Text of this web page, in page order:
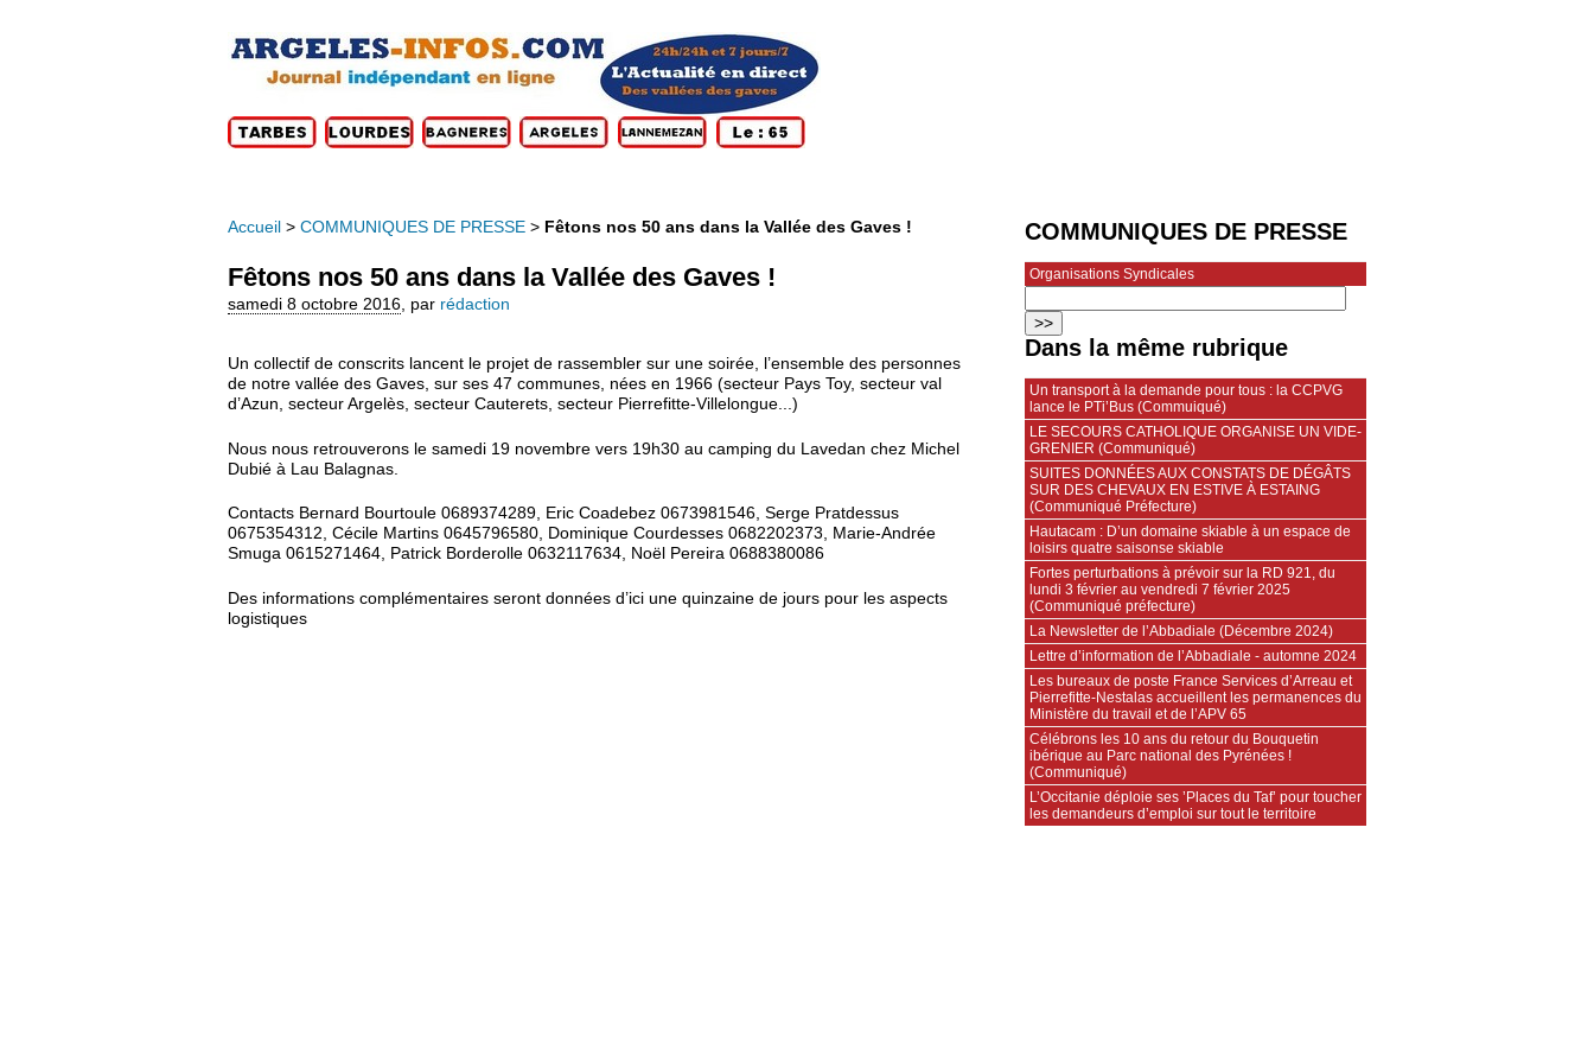
Accueil > COMMUNIQUES DE PRESSE > Fêtons nos 50 ans dans la Vallée des Gaves !
Fêtons nos 50 ans dans la Vallée des Gaves !
samedi 8 octobre 2016 par rédaction
Un collectif de conscrits lancent le projet de rassembler sur une soirée, l’ensemble des personnes
de notre vallée des Gaves, sur ses 47 communes, nées en 1966 (secteur Pays Toy, secteur val
d’Azun, secteur Argelès, secteur Cauterets, secteur Pierrefitte-Villelongue...)
Nous nous retrouverons le samedi 19 novembre vers 19h30 au camping du Lavedan chez Michel
Dubié à Lau Balagnas.
Contacts Bernard Bourtoule 0689374289, Eric Coadebez 0673981546, Serge Pratdessus
0675354312, Cécile Martins 0645796580, Dominique Courdesses 0682202373, Marie-Andrée
Smuga 0615271464, Patrick Borderolle 0632117634, Noël Pereira 0688380086
Des informations complémentaires seront données d’ici une quinzaine de jours pour les aspects
logistiques
COMMUNIQUES DE PRESSE
Organisations Syndicales
Dans la même rubrique
Un transport à la demande pour tous : la CCPVG
lance le PTi’Bus (Commuiqué)
LE SECOURS CATHOLIQUE ORGANISE UN VIDE-
GRENIER (Communiqué)
SUITES DONNÉES AUX CONSTATS DE DÉGÂTS
SUR DES CHEVAUX EN ESTIVE À ESTAING
(Communiqué Préfecture)
Hautacam : D’un domaine skiable à un espace de
loisirs quatre saisonse skiable
Fortes perturbations à prévoir sur la RD 921, du
lundi 3 février au vendredi 7 février 2025
(Communiqué préfecture)
La Newsletter de l’Abbadiale (Décembre 2024)
Lettre d’information de l’Abbadiale - automne 2024
Les bureaux de poste France Services d’Arreau et
Pierrefitte-Nestalas accueillent les permanences du
Ministère du travail et de l’APV 65
Célébrons les 10 ans du retour du Bouquetin
ibérique au Parc national des Pyrénées !
(Communiqué)
L’Occitanie déploie ses ’Places du Taf’ pour toucher
les demandeurs d’emploi sur tout le territoire